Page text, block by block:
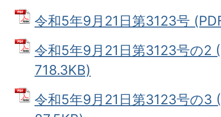
令和5年9月21日第3123号
令和5年9月21日第3123号の2
718.3KB)
令和5年9月21日第3123号の3